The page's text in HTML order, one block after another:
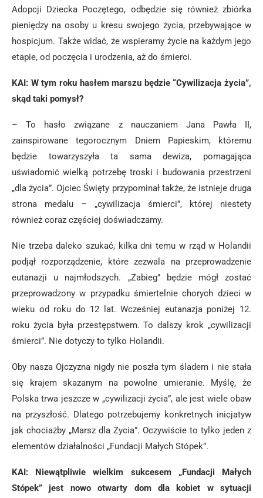
Adopcji Dziecka Poczętego, odbędzie się również zbiórka
pieniędzy na osoby u kresu swojego życia, przebywające w
hospicjum. Także widać, że wspieramy życie na każdym jego
etapie, od poczęcia i urodzenia, aż do śmierci.
KAI: W tym roku hasłem marszu będzie “Cywilizacja życia”,
skąd taki pomysł?
– To hasło związane z nauczaniem Jana Pawła II,
zainspirowane tegorocznym Dniem Papieskim, któremu
będzie towarzyszyła ta sama dewiza, pomagająca
uświadomić wielką potrzebę troski i budowania przestrzeni
„dla życia”. Ojciec Święty przypominał także, że istnieje druga
strona medalu – „cywilizacja śmierci”, której niestety
również coraz częściej doświadczamy.
Nie trzeba daleko szukać, kilka dni temu w rząd w Holandii
podjął rozporządzenie, które zezwala na przeprowadzenie
eutanazji u najmłodszych. „Zabieg” będzie mógł zostać
przeprowadzony w przypadku śmiertelnie chorych dzieci w
wieku od roku do 12 lat. Wcześniej eutanazja poniżej 12.
roku życia była przestępstwem. To dalszy krok „cywilizacji
śmierci”. Nie dotyczy to tylko Holandii.
Oby nasza Ojczyzna nigdy nie poszła tym śladem i nie stała
się krajem skazanym na powolne umieranie. Myślę, że
Polska trwa jeszcze w „cywilizacji życia”, ale jest wiele obaw
na przyszłość. Dlatego potrzebujemy konkretnych inicjatyw
jak chociażby „Marsz dla Życia”. Oczywiście to tylko jeden z
elementów działalności „Fundacji Małych Stópek”.
KAI: Niewątpliwie wielkim sukcesem „Fundacji Małych
Stópek” jest nowo otwarty dom dla kobiet w sytuacji